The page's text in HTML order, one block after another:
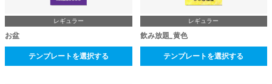
レギュラー
お盆
テンプレートを選択する
レギュラー
飲み放題_黄色
テンプレートを選択する